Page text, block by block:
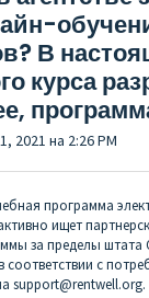
В
курса
2021 на 2:26 PM
программа
ищет
за пределы штата
с
support@rentwell.org.